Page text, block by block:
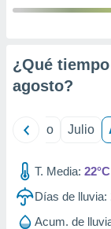
de
1199
¿Qué
agosto?
Junio Julio
T. Media: 22°C
Días de lluvia:
Acum. de